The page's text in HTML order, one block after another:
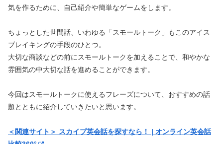
気を作るために、自己紹介や簡単なゲームをします。
ちょっとした世間話、いわゆる「スモールトーク」もこのアイス
ブレイキングの手段のひとつ。
大切な商談などの前にスモールトークを加えることで、和やかな
雰囲気の中大切な話を進めることができます。
今回はスモールトークに使えるフレーズについて、おすすめの話
題とともに紹介していきたいと思います。
＜関連サイト＞ スカイプ英会話を探すなら！ | オンライン英会話